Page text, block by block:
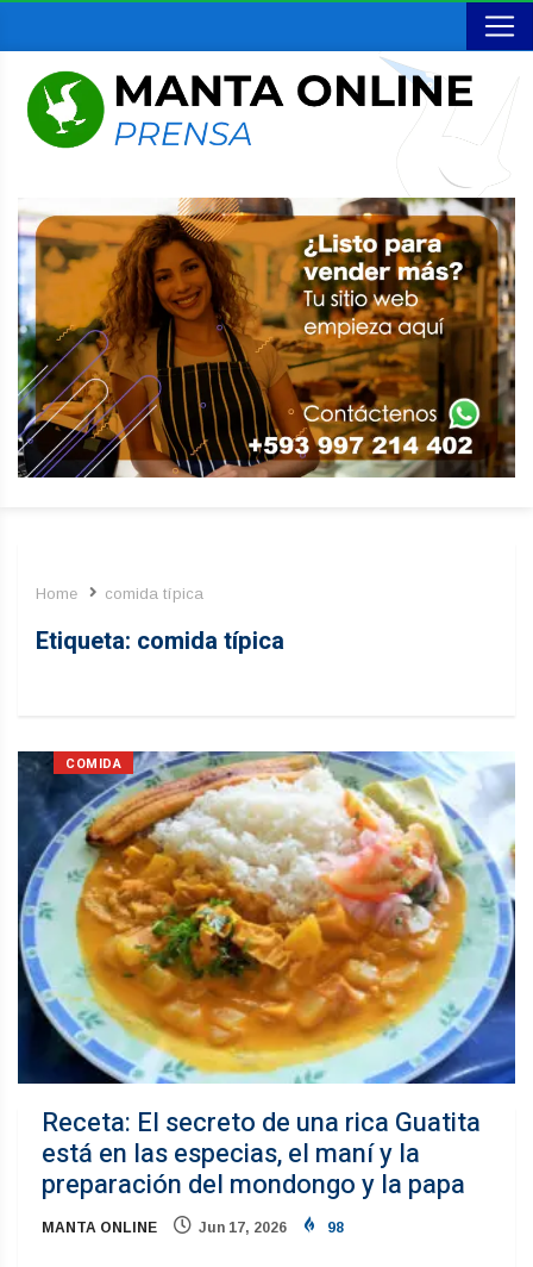
Home comida típica
Etiqueta: comida típica
COMIDA
Receta: El secreto de una rica Guatita
está en las especias, el maní y la
preparación del mondongo y la papa
MANTA ONLINE Jun 17, 2026 98